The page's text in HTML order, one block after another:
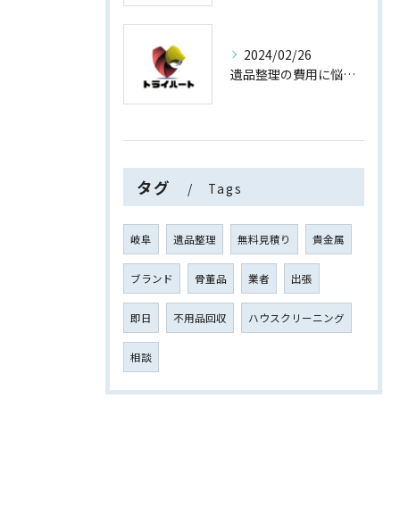
2024/02/26
遺品整理の費用に悩まない！買取専門店運営の遺品整理
タグ Tags
岐阜 遺品整理 無料見積り 貴金属
ブランド 骨董品 業者 出張
即日 不用品回収 ハウスクリーニング
相談